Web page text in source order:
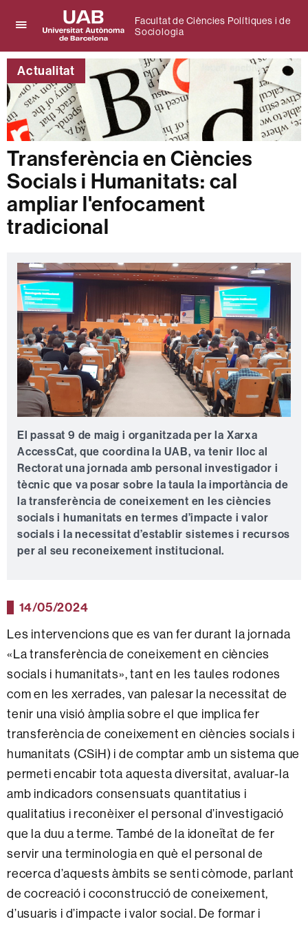
per
desplegar
el
menú
de
Facultat
de
Ciències
Polítiques
i
de
Sociologia
Universitat
Autònoma
de
Barcelona
Facultat de Ciències Polítiques i de
Sociologia
Actualitat
Transferència en Ciències
Socials i Humanitats: cal
ampliar l'enfocament
tradicional
El passat 9 de maig i organitzada per la Xarxa
AccessCat, que coordina la UAB, va tenir lloc al
Rectorat una jornada amb personal investigador i
tècnic que va posar sobre la taula la importància de
la transferència de coneixement en les ciències
socials i humanitats en termes d’impacte i valor
socials i la necessitat d’establir sistemes i recursos
per al seu reconeixement institucional.
14/05/2024
Les intervencions que es van fer durant la jornada
«La transferència de coneixement en ciències
socials i humanitats», tant en les taules rodones
com en les xerrades, van palesar la necessitat de
tenir una visió àmplia sobre el que implica fer
transferència de coneixement en ciències socials i
humanitats (CSiH) i de comptar amb un sistema que
permeti encabir tota aquesta diversitat, avaluar-la
amb indicadors consensuats quantitatius i
qualitatius i reconèixer el personal d’investigació
que la duu a terme. També de la idoneïtat de fer
servir una terminologia en què el personal de
recerca d’aquests àmbits se senti còmode, parlant
de cocreació i coconstrucció de coneixement,
d’usuaris i d’impacte i valor social. De formar i